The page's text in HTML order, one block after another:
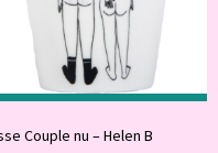
Couple nu – Helen B